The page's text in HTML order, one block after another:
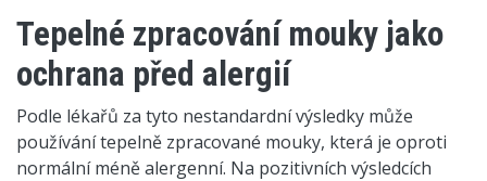
Tepelné zpracování mouky jako
ochrana před alergií
Podle lékařů za tyto nestandardní výsledky může
používání tepelně zpracované mouky, která je oproti
normální méně alergenní. Na pozitivních výsledcích